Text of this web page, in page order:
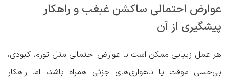
عوارض احتمالی ساکشن غبغب و راهکار
پیشگیری از آن
هر عمل زیبایی ممکن است با عوارض احتمالی مثل تورم، کبودی،
بی‌حسی موقت یا ناهواری‌های جزئی همراه باشد، اما راهکار